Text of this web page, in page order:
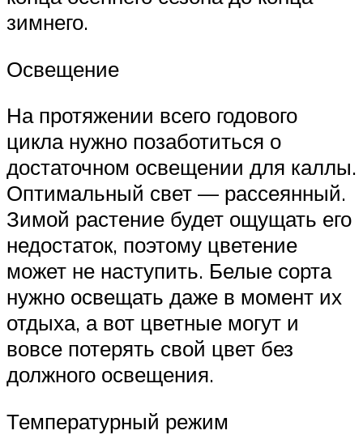
зимнего.
Освещение
На протяжении всего годового
цикла нужно позаботиться о
достаточном освещении для каллы.
Оптимальный свет — рассеянный.
Зимой растение будет ощущать его
недостаток, поэтому цветение
может не наступить. Белые сорта
нужно освещать даже в момент их
отдыха, а вот цветные могут и
вовсе потерять свой цвет без
должного освещения.
Температурный режим